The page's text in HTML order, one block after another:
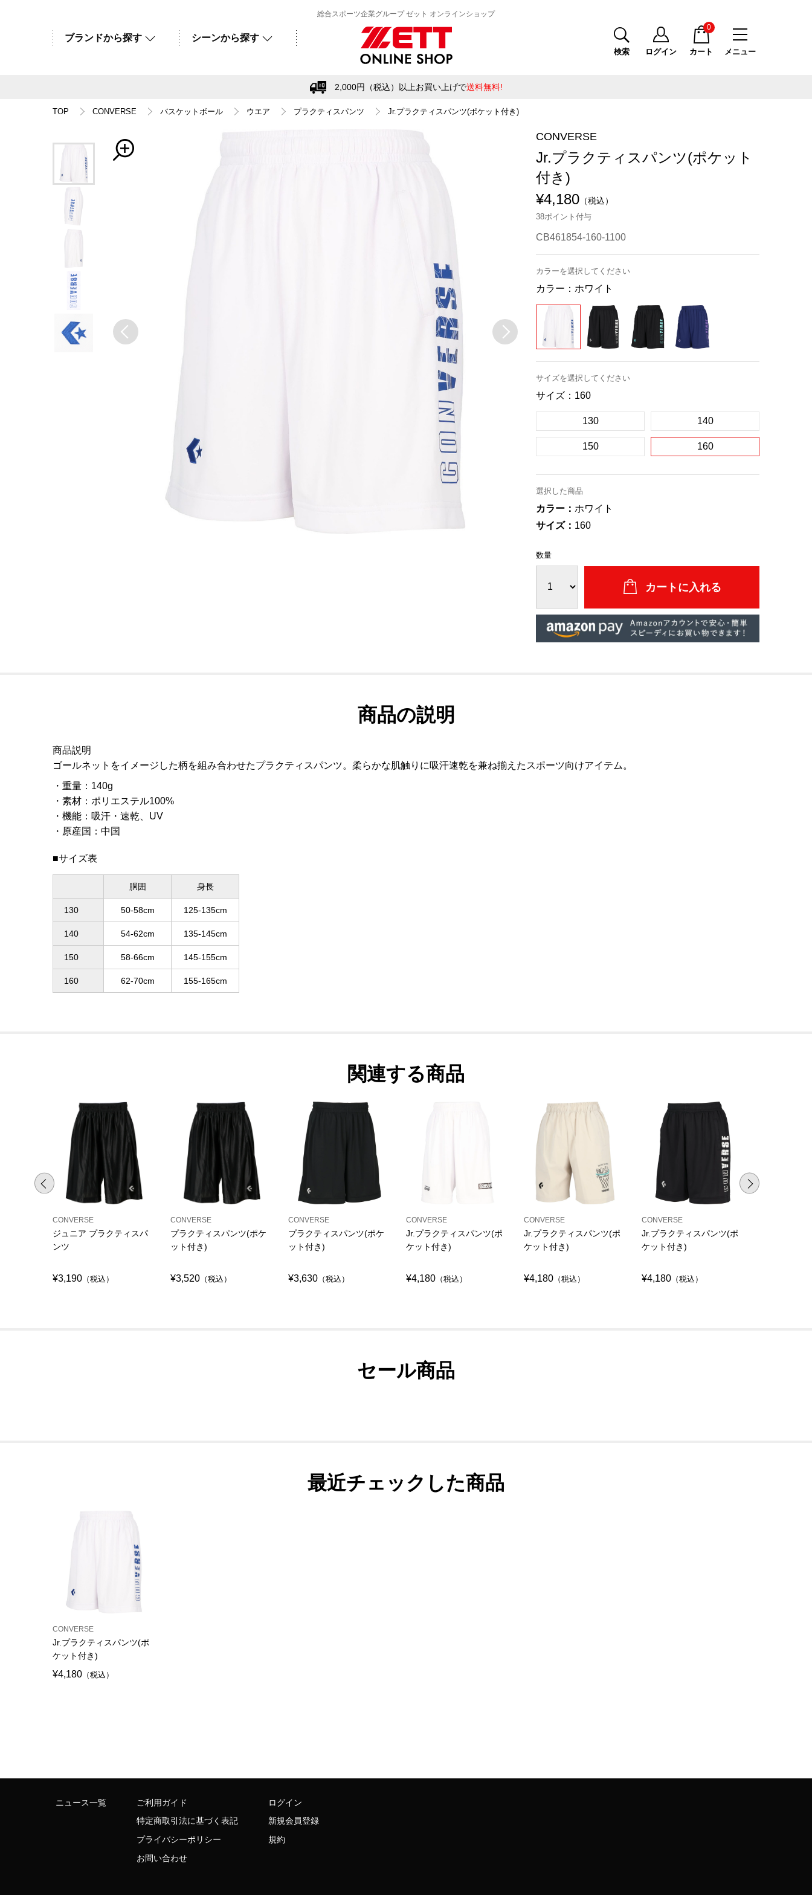
総合スポーツ企業グループ ゼット オンラインショップ
ブランドから探す シーンから探す
メニュー
検索 ログイン カート
0
2,000円（税込）以上お買い上げで送料無料!
TOP CONVERSE バスケットボール ウエア プラクティスパンツ Jr.プラクティスパンツ(ポケット付き)
CONVERSE
Jr.プラクティスパンツ(ポケット
付き)
¥4,180 （税込）
38ポイント付与
CB461854-160-1100
カラーを選択してください
カラー： ホワイト
サイズを選択してください
サイズ： 160
130 140
150 160
選択した商品
カラー： ホワイト
サイズ： 160
数量
商品の説明
商品説明
ゴールネットをイメージした柄を組み合わせたプラクティスパンツ。柔らかな肌触りに吸汗速乾を兼ね揃えたスポーツ向けアイテム。
重量 ： 140g
素材 ： ポリエステル100%
機能 ： 吸汗・速乾、UV
原産国 ： 中国
■サイズ表
胴囲 身長
130 50-58cm 125-135cm
140 54-62cm 135-145cm
150 58-66cm 145-155cm
160 62-70cm 155-165cm
関連する商品
CONVERSE
ジュニア プラクティスパ
ンツ
¥3,190 （税込）
CONVERSE
プラクティスパンツ(ポケ
ット付き)
¥3,520 （税込）
CONVERSE
プラクティスパンツ(ポケ
ット付き)
¥3,630 （税込）
CONVERSE
Jr.プラクティスパンツ(ポ
ケット付き)
¥4,180 （税込）
CONVERSE
Jr.プラクティスパンツ(ポ
ケット付き)
¥4,180 （税込）
CONVERSE
Jr.プラクティスパンツ(ポ
ケット付き)
¥4,180 （税込）
セール商品
最近チェックした商品
CONVERSE
Jr.プラクティスパンツ(ポ
ケット付き)
¥4,180 （税込）
ニュース一覧
ご利用ガイド
特定商取引法に基づく表記
プライバシーポリシー
お問い合わせ
ログイン
新規会員登録
規約